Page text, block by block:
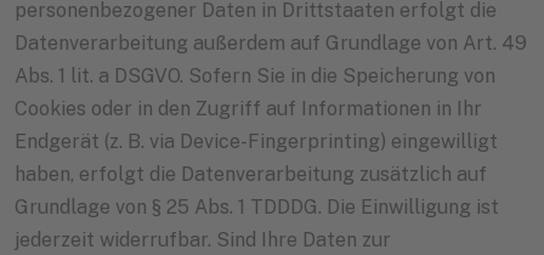
personenbezogener Daten in Drittstaaten erfolgt die
Datenverarbeitung außerdem auf Grundlage von Art. 49
Abs. 1 lit. a DSGVO. Sofern Sie in die Speicherung von
Cookies oder in den Zugriff auf Informationen in Ihr
Endgerät (z. B. via Device-Fingerprinting) eingewilligt
haben, erfolgt die Datenverarbeitung zusätzlich auf
Grundlage von § 25 Abs. 1 TDDDG. Die Einwilligung ist
jederzeit widerrufbar. Sind Ihre Daten zur